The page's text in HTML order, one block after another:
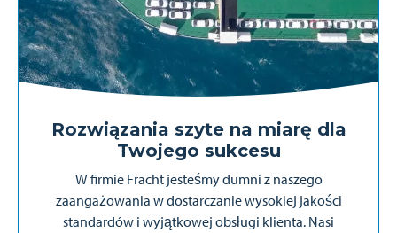
Rozwiązania szyte na miarę dla
Twojego sukcesu
W firmie Fracht jesteśmy dumni z naszego
zaangażowania w dostarczanie wysokiej jakości
standardów i wyjątkowej obsługi klienta. Nasi